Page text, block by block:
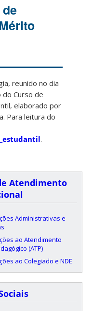
reunido no dia
Curso de
elaborado por
Para leitura do
.
Atendimento
Administrativas e
ao Atendimento
(ATP)
ao Colegiado e NDE